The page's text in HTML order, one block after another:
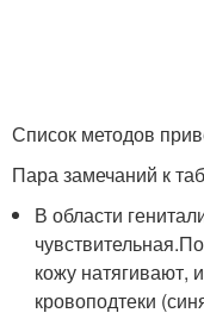
Список методов
Пара замечаний к
В области
кожу натягивают,
кровоподтеки